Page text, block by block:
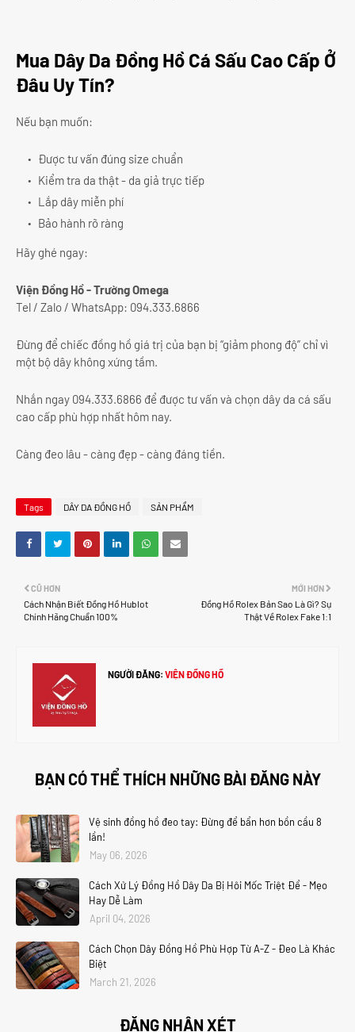
Mua Dây Da Đồng Hồ Cá Sấu Cao Cấp Ở
Đâu Uy Tín?
Nếu bạn muốn:
Được tư vấn đúng size chuẩn
Kiểm tra da thật - da giả trực tiếp
Lắp dây miễn phí
Bảo hành rõ ràng
Hãy ghé ngay:
Viện Đồng Hồ - Trường Omega
Tel / Zalo / WhatsApp: 094.333.6866
Đừng để chiếc đồng hồ giá trị của bạn bị “giảm phong độ” chỉ vì
một bộ dây không xứng tầm.
Nhắn ngay 094.333.6866 để được tư vấn và chọn dây da cá sấu
cao cấp phù hợp nhất hôm nay.
Càng đeo lâu - càng đẹp - càng đáng tiền.
Tags DÂY DA ĐỒNG HỒ SẢN PHẨM
MỚI HƠN
Đồng Hồ Rolex Bản Sao Là Gì? Sự
Thật Về Rolex Fake 1:1
CŨ HƠN
Cách Nhận Biết Đồng Hồ Hublot
Chính Hãng Chuẩn 100%
NGƯỜI ĐĂNG: VIỆN ĐỒNG HỒ
BẠN CÓ THỂ THÍCH NHỮNG BÀI ĐĂNG NÀY
Vệ sinh đồng hồ đeo tay: Đừng để bẩn hơn bồn cầu 8
lần!
May 06, 2026
Cách Xử Lý Đồng Hồ Dây Da Bị Hôi Mốc Triệt Để - Mẹo
Hay Dễ Làm
April 04, 2026
Cách Chọn Dây Đồng Hồ Phù Hợp Từ A-Z - Đeo Là Khác
Biệt
March 21, 2026
ĐĂNG NHẬN XÉT